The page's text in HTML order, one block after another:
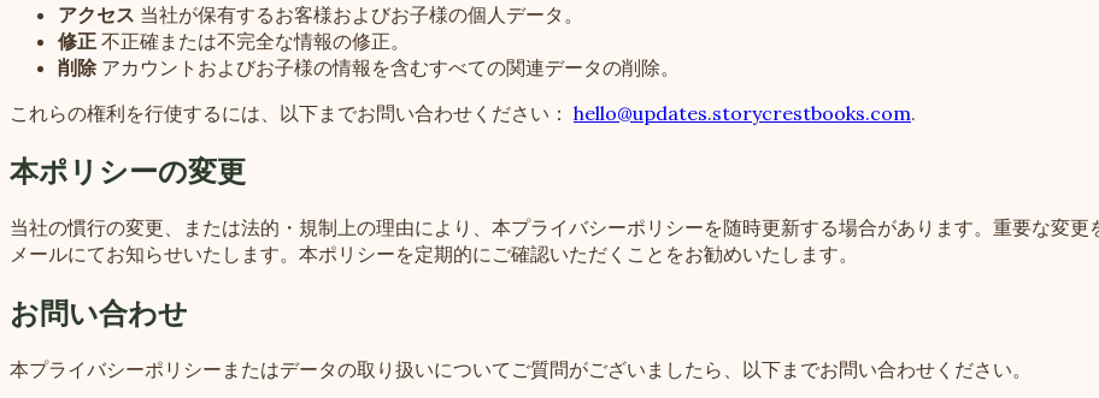
アクセス 当社が保有するお客様およびお子様の個人データ。
修正 不正確または不完全な情報の修正。
削除 アカウントおよびお子様の情報を含むすべての関連データの削除。
これらの権利を行使するには、以下までお問い合わせください： hello@updates.storycrestbooks.com.
本ポリシーの変更
当社の慣行の変更、または法的・規制上の理由により、本プライバシーポリシーを随時更新する場合があります。重要な変
メールにてお知らせいたします。本ポリシーを定期的にご確認いただくことをお勧めいたします。
お問い合わせ
本プライバシーポリシーまたはデータの取り扱いについてご質問がございましたら、以下までお問い合わせください。